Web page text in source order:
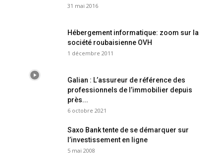
31 mai 2016
Hébergement informatique: zoom sur la
société roubaisienne OVH
1 décembre 2011
Galian : L’assureur de référence des
professionnels de l’immobilier depuis
près...
6 octobre 2021
Saxo Bank tente de se démarquer sur
l’investissement en ligne
5 mai 2008